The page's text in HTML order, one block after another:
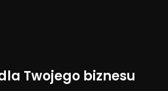
Twojego biznesu